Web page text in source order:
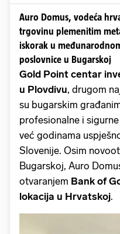
Auro Domus, vodeća
trgovinu plemenitim
iskorak u
poslovnice u Bugarskoj
Gold Point centar
u Plovdivu, drugom
su bugarskim
profesionalne i
već godinama
Slovenije. Osim
Bugarskoj, Auro
otvaranjem Bank of
lokacija u Hrvatskoj.